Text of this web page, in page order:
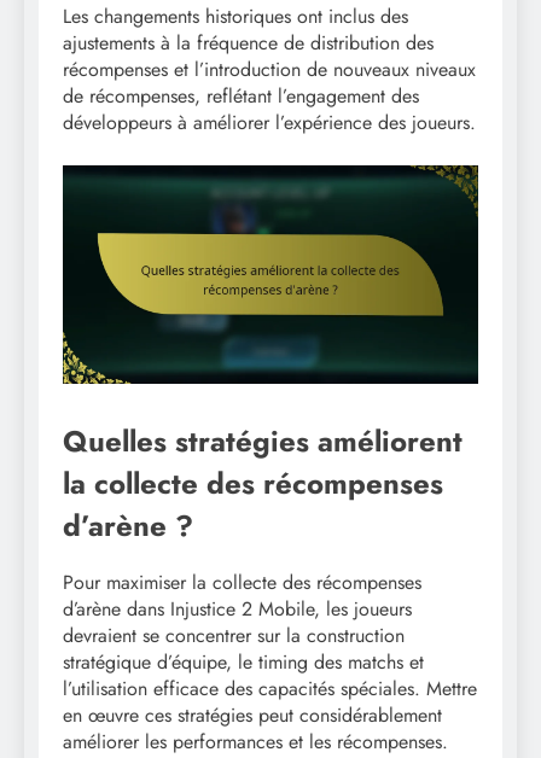
Les changements historiques ont inclus des
ajustements à la fréquence de distribution des
récompenses et l’introduction de nouveaux niveaux
de récompenses, reflétant l’engagement des
développeurs à améliorer l’expérience des joueurs.
Quelles stratégies améliorent
la collecte des récompenses
d’arène ?
Pour maximiser la collecte des récompenses
d’arène dans Injustice 2 Mobile, les joueurs
devraient se concentrer sur la construction
stratégique d’équipe, le timing des matchs et
l’utilisation efficace des capacités spéciales. Mettre
en œuvre ces stratégies peut considérablement
améliorer les performances et les récompenses.